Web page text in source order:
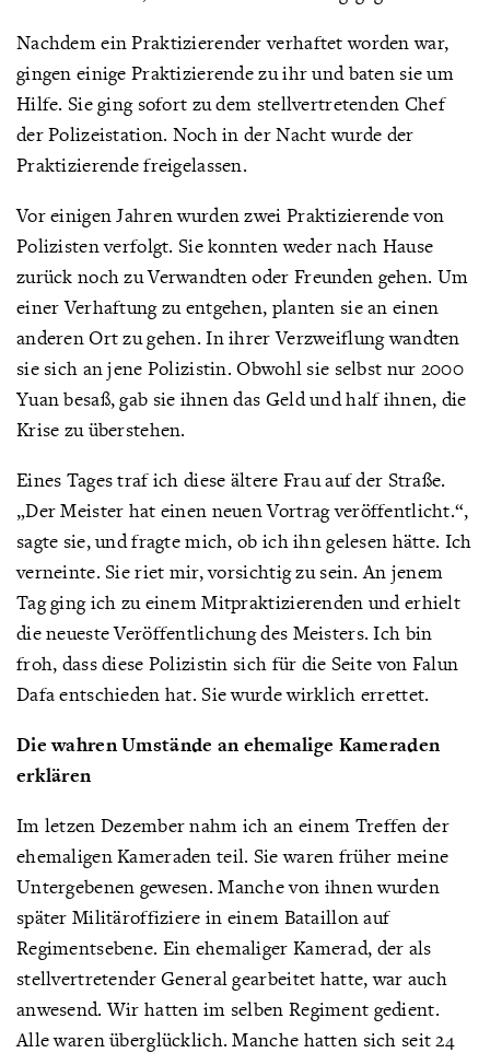
Nachdem ein Praktizierender verhaftet worden war,
gingen einige Praktizierende zu ihr und baten sie um
Hilfe. Sie ging sofort zu dem stellvertretenden Chef
der Polizeistation. Noch in der Nacht wurde der
Praktizierende freigelassen.
Vor einigen Jahren wurden zwei Praktizierende von
Polizisten verfolgt. Sie konnten weder nach Hause
zurück noch zu Verwandten oder Freunden gehen. Um
einer Verhaftung zu entgehen, planten sie an einen
anderen Ort zu gehen. In ihrer Verzweiflung wandten
sie sich an jene Polizistin. Obwohl sie selbst nur 2000
Yuan besaß, gab sie ihnen das Geld und half ihnen, die
Krise zu überstehen.
Eines Tages traf ich diese ältere Frau auf der Straße.
„Der Meister hat einen neuen Vortrag veröffentlicht.“,
sagte sie, und fragte mich, ob ich ihn gelesen hätte. Ich
verneinte. Sie riet mir, vorsichtig zu sein. An jenem
Tag ging ich zu einem Mitpraktizierenden und erhielt
die neueste Veröffentlichung des Meisters. Ich bin
froh, dass diese Polizistin sich für die Seite von Falun
Dafa entschieden hat. Sie wurde wirklich errettet.
Die wahren Umstände an ehemalige Kameraden
erklären
Im letzen Dezember nahm ich an einem Treffen der
ehemaligen Kameraden teil. Sie waren früher meine
Untergebenen gewesen. Manche von ihnen wurden
später Militäroffiziere in einem Bataillon auf
Regimentsebene. Ein ehemaliger Kamerad, der als
stellvertretender General gearbeitet hatte, war auch
anwesend. Wir hatten im selben Regiment gedient.
Alle waren überglücklich. Manche hatten sich seit 24